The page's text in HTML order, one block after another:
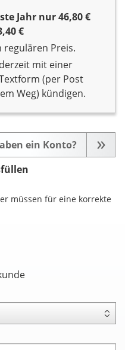
Jahr nur 46,80 €
€
regulären Preis.
mit einer
(per Post
Weg) kündigen.
ein Konto?
müssen für eine korrekte